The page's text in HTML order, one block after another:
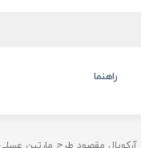
راهنما